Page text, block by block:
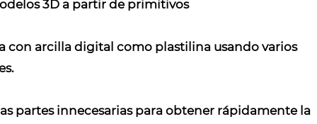
3D a partir de primitivos
con arcilla digital como plastilina usando varios
partes innecesarias para obtener rápidamente la